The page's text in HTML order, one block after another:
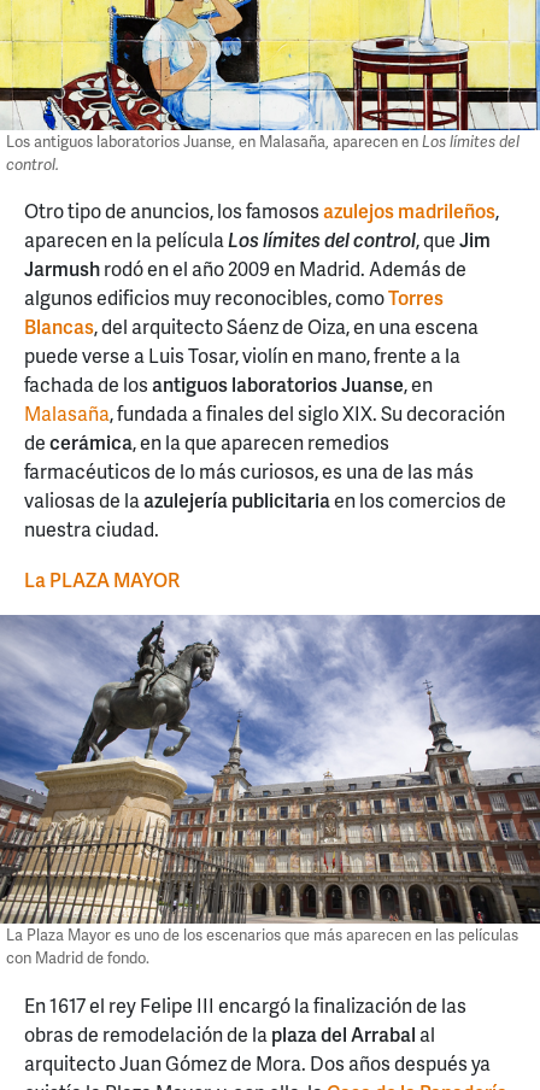
Los antiguos laboratorios Juanse, en Malasaña, aparecen enLos límites del
control.
Otro tipo de anuncios, los famososazulejos madrileños,
aparecen en la películaLos límites del control, queJim
Jarmushrodó en el año 2009 en Madrid. Además de
algunos edificios muy reconocibles, comoTorres
Blancas, del arquitecto Sáenz de Oiza, en una escena
puede verse a Luis Tosar, violín en mano, frente a la
fachada de losantiguos laboratorios Juanse, en
Malasaña, fundada a finales del siglo XIX. Su decoración
decerámica, en la que aparecen remedios
farmacéuticos de lo más curiosos, es una de las más
valiosas de laazulejería publicitariaen los comercios de
nuestra ciudad.
La PLAZA MAYOR
La Plaza Mayor es uno de los escenarios que más aparecen en las películas
con Madrid de fondo.
En 1617 el rey Felipe III encargó la finalización de las
obras de remodelación de laplaza del Arrabal al
arquitecto Juan Gómez de Mora. Dos años después ya